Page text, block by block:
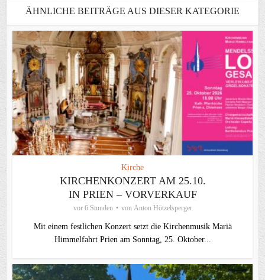
ÄHNLICHE BEITRÄGE AUS DIESER KATEGORIE
Kirche
KIRCHENKONZERT AM 25.10.
IN PRIEN – VORVERKAUF
vor 6 Stunden von Anton Hötzelsperger
Mit einem festlichen Konzert setzt die Kirchenmusik Mariä
Himmelfahrt Prien am Sonntag, 25. Oktober...